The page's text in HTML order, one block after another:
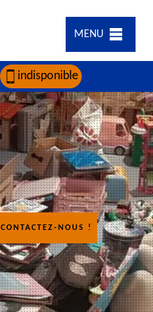
MENU
indisponible
CONTACTEZ-NOUS !